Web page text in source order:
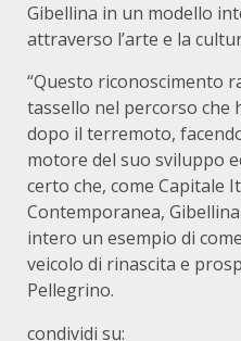
Gibellina in un modello
attraverso l’arte e la
“Questo riconoscimento
tassello nel percorso che
dopo il terremoto,
motore del suo sviluppo
certo che, come Capitale
Contemporanea,
intero un esempio di
veicolo di rinascita e
Pellegrino.
condividi su: